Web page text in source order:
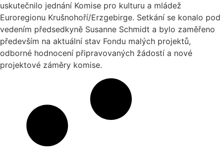
uskutečnilo jednání Komise pro kulturu a mládež
Euroregionu Krušnohoří/Erzgebirge. Setkání se konalo pod
vedením předsedkyně Susanne Schmidt a bylo zaměřeno
především na aktuální stav Fondu malých projektů,
odborné hodnocení připravovaných žádostí a nové
projektové záměry komise.